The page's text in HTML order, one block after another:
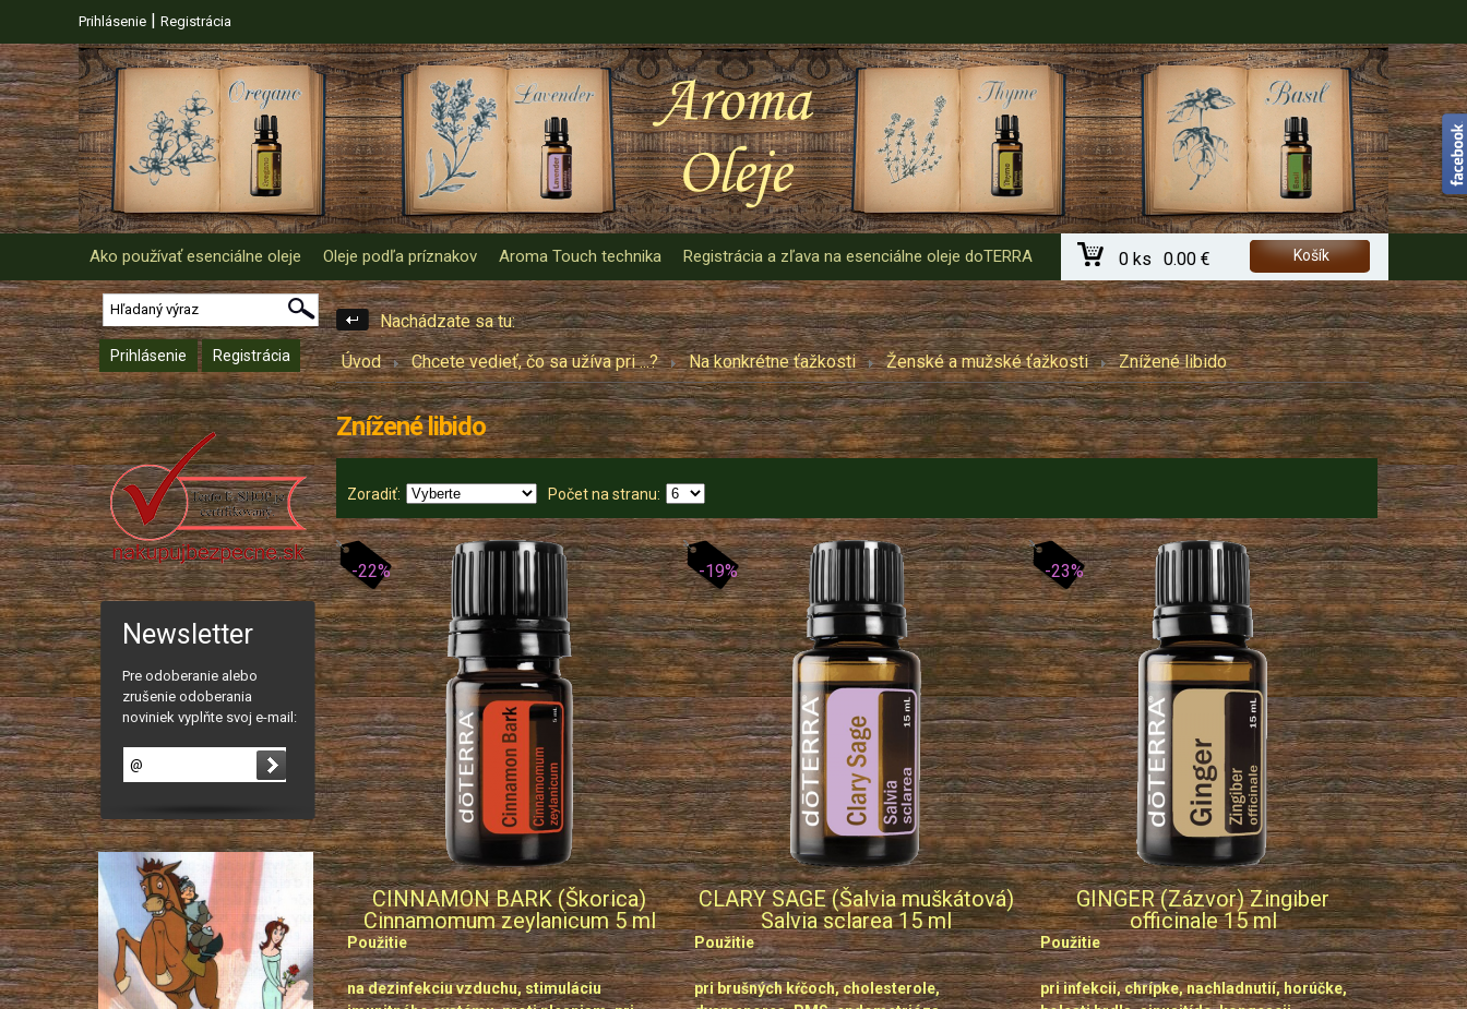
Prihlásenie | Registrácia
Ako používať esenciálne oleje Oleje podľa príznakov Aroma Touch technika Registrácia a zľava na esenciálne oleje doTERRA 0 ks 0.00 € Košík
Prihlásenie Registrácia
Newsletter
Pre odoberanie alebo
zrušenie odoberania
noviniek vyplňte svoj e-mail:
Nachádzate sa tu:
Úvod
Chcete vedieť, čo sa užíva pri ...? Na konkrétne ťažkosti Ženské a mužské ťažkosti Znížené libido
Znížené libido
Zoradiť: Počet na stranu:
-22%
CINNAMON BARK (Škorica)
Cinnamomum zeylanicum 5 ml
Použitie
na dezinfekciu vzduchu, stimuláciu
-19%
CLARY SAGE (Šalvia muškátová)
Salvia sclarea 15 ml
Použitie
pri brušných kŕčoch, cholesterole,
-23%
GINGER (Zázvor) Zingiber
officinale 15 ml
Použitie
pri infekcii, chrípke, nachladnutií, horúčke,